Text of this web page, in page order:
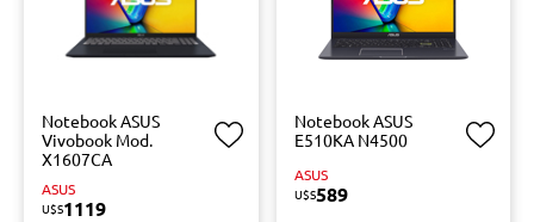
Notebook ASUS
Vivobook Mod.
X1607CA
ASUS
U$S1119
Notebook ASUS
E510KA N4500
ASUS
U$S589